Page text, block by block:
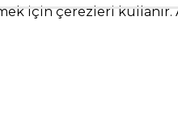
için çerezleri kullanır.